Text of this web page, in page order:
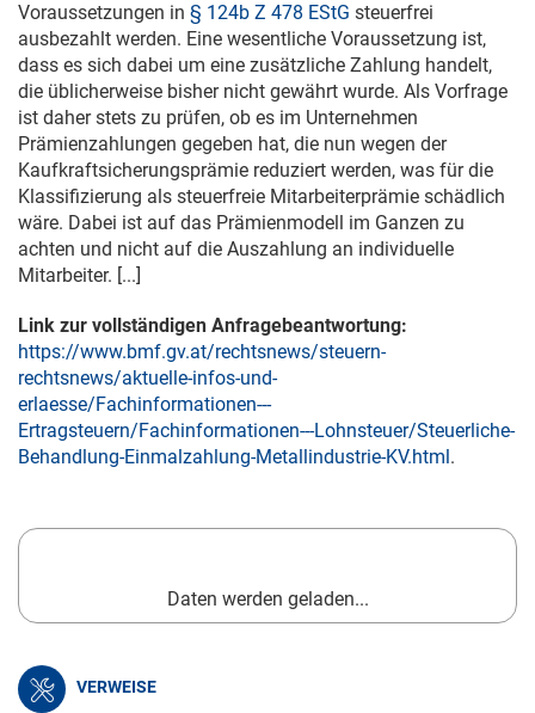
Voraussetzungen in § 124b Z 478 EStG steuerfrei
ausbezahlt werden. Eine wesentliche Voraussetzung ist,
dass es sich dabei um eine zusätzliche Zahlung handelt,
die üblicherweise bisher nicht gewährt wurde. Als Vorfrage
ist daher stets zu prüfen, ob es im Unternehmen
Prämienzahlungen gegeben hat, die nun wegen der
Kaufkraftsicherungsprämie reduziert werden, was für die
Klassifizierung als steuerfreie Mitarbeiterprämie schädlich
wäre. Dabei ist auf das Prämienmodell im Ganzen zu
achten und nicht auf die Auszahlung an individuelle
Mitarbeiter. [...]
Link zur vollständigen Anfragebeantwortung:
https://www.bmf.gv.at/rechtsnews/steuern-
rechtsnews/aktuelle-infos-und-
erlaesse/Fachinformationen---
Ertragsteuern/Fachinformationen---Lohnsteuer/Steuerliche-
Behandlung-Einmalzahlung-Metallindustrie-KV.html.
Daten werden geladen...
VERWEISE